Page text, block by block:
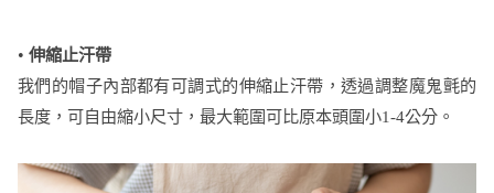
• 伸縮止汗帶
我們的帽子內部都有可調式的伸縮止汗帶，透過調整魔鬼氈的
長度，可自由縮小尺寸，最大範圍可比原本頭圍小1-4公分。